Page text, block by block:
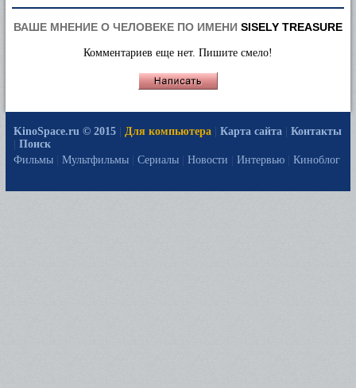
ВАШЕ МНЕНИЕ О ЧЕЛОВЕКЕ ПО ИМЕНИ SISELY TREASURE
Комментариев еще нет. Пишите смело!
KinoSpace.ru © 2015 Для компьютера Карта сайта
Контакты
Поиск
Фильмы
Мультфильмы Сериалы Новости Интервью Киноблог